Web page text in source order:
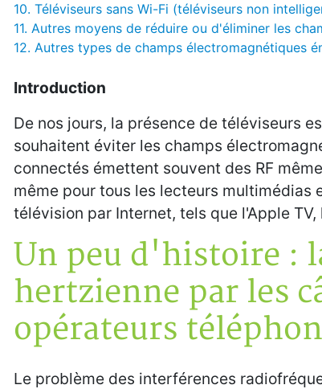
10. Téléviseurs sans Wi-Fi (téléviseurs non
11. Autres moyens de réduire ou d'éliminer les
12. Autres types de champs électromagnétiques
Introduction
De nos jours, la présence de téléviseurs
souhaitent éviter les champs
connectés émettent souvent des RF
même pour tous les lecteurs
télévision par Internet, tels que l'Apple
Un peu d'histoire :
hertzienne par les
opérateurs
Le problème des interférences